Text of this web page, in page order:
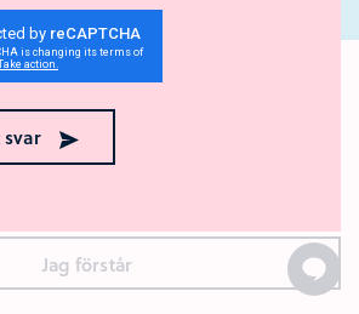
🍪
använder kakor (cookies). Genom att
du att vi använder kakor.
Jag förstår
webbstöd för unga som står nära någon som
dött av sjukdomen. Webbstödet drivs av Region
cancercentrum Uppsala- Örebro.